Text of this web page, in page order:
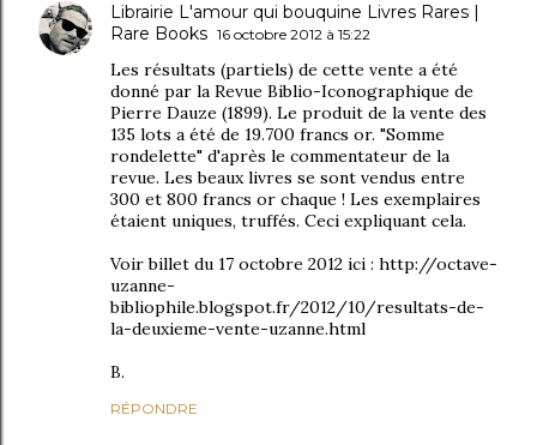
Librairie L'amour qui bouquine Livres Rares |
Rare Books 16 octobre 2012 à 15:22
Les résultats (partiels) de cette vente a été
donné par la Revue Biblio-Iconographique de
Pierre Dauze (1899). Le produit de la vente des
135 lots a été de 19.700 francs or. "Somme
rondelette" d'après le commentateur de la
revue. Les beaux livres se sont vendus entre
300 et 800 francs or chaque ! Les exemplaires
étaient uniques, truffés. Ceci expliquant cela.
Voir billet du 17 octobre 2012 ici : http://octave-
uzanne-
bibliophile.blogspot.fr/2012/10/resultats-de-
la-deuxieme-vente-uzanne.html
B.
RÉPONDRE